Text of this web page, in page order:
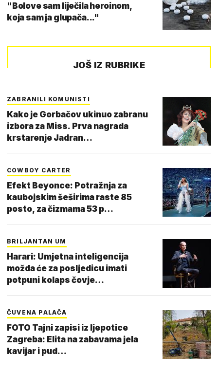
"Bolove sam liječila heroinom,
koja sam ja glupača..."
JOŠ IZ RUBRIKE
ZABRANILI KOMUNISTI
Kako je Gorbačov ukinuo zabranu
izbora za Miss. Prva nagrada
krstarenje Jadran…
COWBOY CARTER
Efekt Beyonce: Potražnja za
kaubojskim šeširima raste 85
posto, za čizmama 53 p…
BRILJANTAN UM
Harari: Umjetna inteligencija
možda će za posljedicu imati
potpuni kolaps čovje…
ČUVENA PALAČA
FOTO Tajni zapisi iz ljepotice
Zagreba: Elita na zabavama jela
kavijar i pud…